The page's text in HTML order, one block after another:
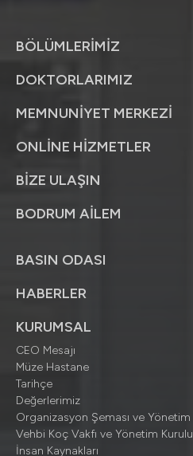
BÖLÜMLERİMİZ
DOKTORLARIMIZ
MEMNUNİYET MERKEZİ
ONLİNE HİZMETLER
BİZE ULAŞIN
BODRUM AİLEM
BASIN ODASI
HABERLER
KURUMSAL
CEO Mesajı
Müze Hastane
Tarihçe
Değerlerimiz
Organizasyon Şeması ve Yönetim
Vehbi Koç Vakfı ve Yönetim Kurulu
İnsan Kaynakları